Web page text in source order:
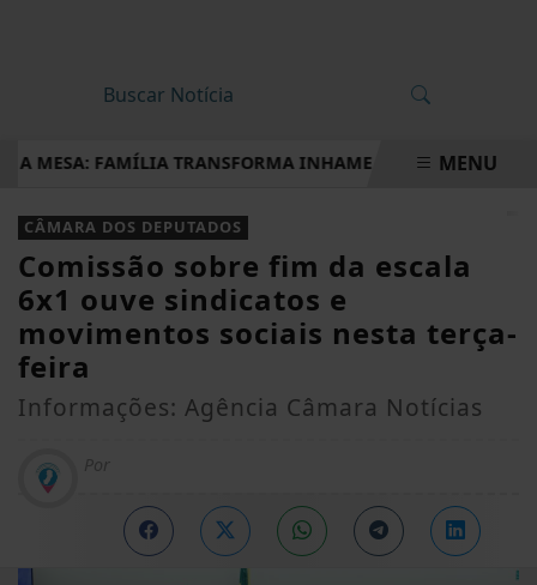
FAMÍLIA TRANSFORMA INHAME EM DOCES, PÃES E
EM ALTA
MENU
CÂMARA DOS DEPUTADOS
Comissão sobre fim da escala
6x1 ouve sindicatos e
movimentos sociais nesta terça-
feira
Informações: Agência Câmara Notícias
Por